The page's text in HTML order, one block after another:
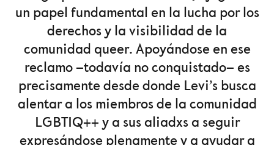
un papel fundamental en la lucha por los
derechos y la visibilidad de la
comunidad queer. Apoyándose en ese
reclamo –todavía no conquistado– es
precisamente desde donde Levi’s busca
alentar a los miembros de la comunidad
LGBTIQ++ y a sus aliadxs a seguir
expresándose plenamente y a ayudar a